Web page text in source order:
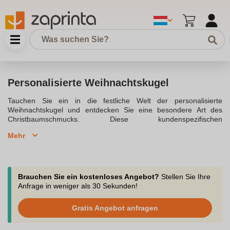
Personalisierte Weihnachtskugel
Tauchen Sie ein in die festliche Welt der personalisierte
Weihnachtskugel und entdecken Sie eine besondere Art des
Christbaumschmucks. Diese kundenspezifischen
Ihre Weihnachtsdeko zu bringen. Ob als Geschenk für Familie
Weihnachtskugel aus Glas in glänzendem Design oder aus
Kunststoff bietet verschiedene Stiloptionen passend zur
Jahreszeit.Personalisierte Christbaumkugeln können mit Namen
unvergesslichen Geschenk zu Weihnachten zu machen. Diese
weihnachtlichen Dekorationen sind in verschiedenen Farben
erhältlich und bieten Optionen wie die Weihnachtskugel mit Foto
Mehr
Brauchen Sie ein kostenloses Angebot? Stellen Sie Ihre
Anfrage in weniger als 30 Sekunden!
Gratis Angebot anfragen